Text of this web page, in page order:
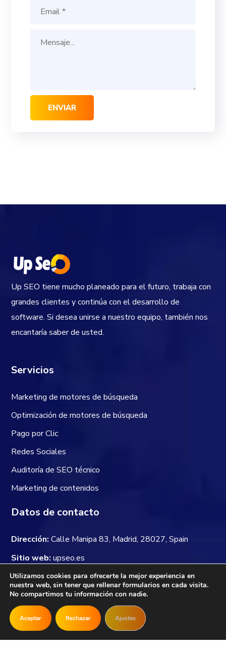
Up SEO tiene mucho planeado para el futuro, trabaja con
grandes clientes y continúa con el desarrollo de
software. Si desea unirse a nuestro equipo, también nos
encantaría saber de usted.
Servicios
Marketing de motores de búsqueda
Optimización de motores de búsqueda
Pago por Clic
Redes Sociales
Auditoría de SEO técnico
Marketing de contenidos
Datos de contacto
Dirección: Calle Manipa 83, Madrid, 28027, Spain
Sitio web: upseo.es
Email:hola@upseo.es
Newsletter
Utilizamos cookies para ofrecerte la mejor experiencia en
nuestra web, sin tener que rellenar formularios en cada visita.
No compartimos tu información con nadie.
Aceptar Rechazar Ajustes